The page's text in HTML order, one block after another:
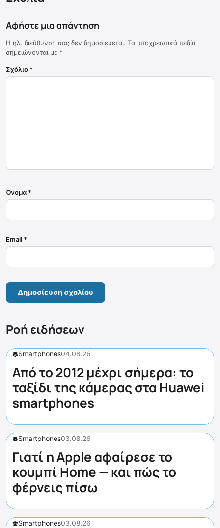
Αφήστε μια απάντηση
Η ηλ. διεύθυνση σας δεν δημοσιεύεται. Τα υποχρεωτικά πεδία
σημειώνονται με *
Σχόλιο *
Όνομα *
Email *
Ροή ειδήσεων
Smartphones04.08.26
Από το 2012 μέχρι σήμερα: το
ταξίδι της κάμερας στα Huawei
smartphones
Smartphones03.08.26
Γιατί η Apple αφαίρεσε το
κουμπί Home — και πώς το
φέρνεις πίσω
Smartphones03.08.26